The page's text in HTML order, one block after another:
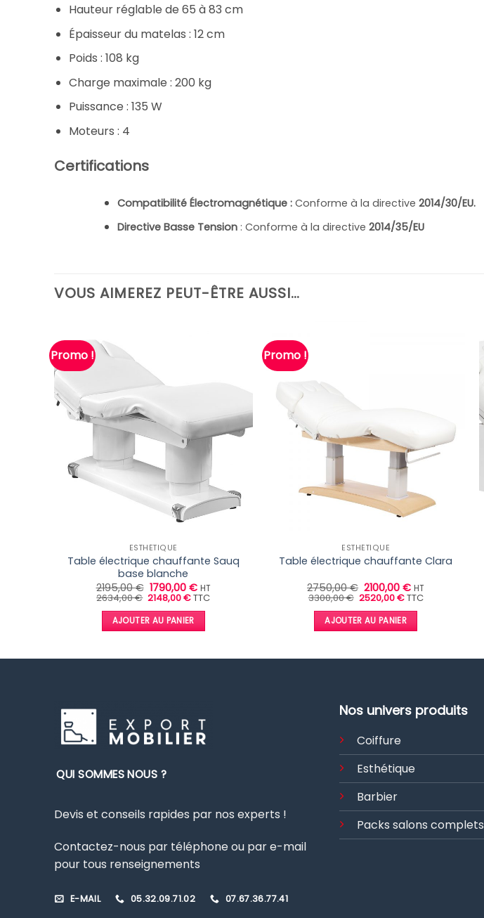
Hauteur réglable de 65 à 83 cm
Épaisseur du matelas : 12 cm
Poids : 108 kg
Charge maximale : 200 kg
Puissance : 135 W
Moteurs : 4
Certifications
Compatibilité Électromagnétique: Conforme à la directive 2014/30/EU.
Directive Basse Tension: Conforme à la directive 2014/35/EU
VOUS AIMEREZ PEUT-ÊTRE AUSSI…
Promo !
ESTHÉTIQUE
Table électrique chauffante Sauq
base blanche
2195,00€ Le
prix
initial
était :
2195,00 €.
1790,00 €Le
prix
est :
1790,00 €.
HT
2634,00€ Le
initial
était :
2634,00 €.
2148,00€Le
actuel
est :
2148,00 €.
TTC
AJOUTER AU PANIER
Promo !
ESTHÉTIQUE
Table électrique chauffante Clara
2750,00€ Le
prix
initial
était :
2750,00 €.
2100,00€Le
prix
est :
2100,00 €.
HT
3300,00€ Le
initial
était :
3300,00 €.
2520,00€Le
actuel
est :
2520,00 €.
TTC
AJOUTER AU PANIER
QUI SOMMES NOUS ?
Devis et conseils rapides par nos experts !
Contactez-nous par téléphone ou par e-mail
pour tous renseignements
E-MAIL 05.32.09.71.02 07.67.36.77.41
Nos univers produits
Coiffure
Esthétique
Barbier
Packs salons complets